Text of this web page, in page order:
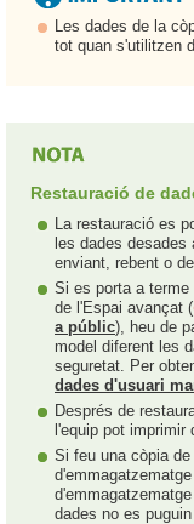
Les dades de la
tot quan s'utilitzen
Restauració de
La restauració es
les dades
enviant, rebent o
Si es porta a
de l'Espai avançat (
a públic), heu de
model diferent les
seguretat. Per
dades d'usuari
Després de
l'equip pot imprimir
Si feu una còpia
dades no es puguin